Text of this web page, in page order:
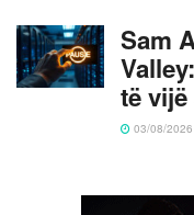
Sam
të
03/08/2026